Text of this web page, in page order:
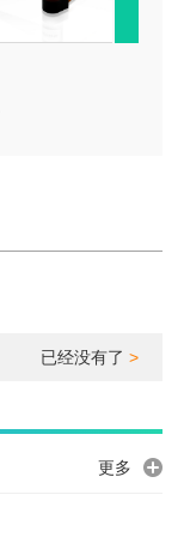
已经没有了>
更多